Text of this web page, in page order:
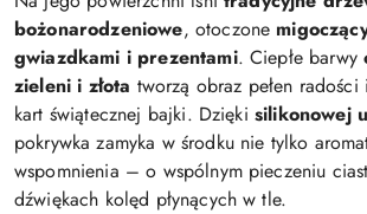
bożonarodzeniowe, otoczone
gwiazdkami i prezentami. Ciepłe barwy
zieleni i złota tworzą obraz pełen
kart świątecznej bajki. Dzięki silikonowej
pokrywka zamyka w środku nie tylko
wspomnienia – o wspólnym pieczeniu
dźwiękach kolęd płynących w tle.